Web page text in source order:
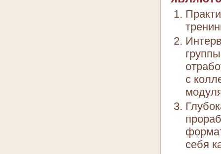
с
себя